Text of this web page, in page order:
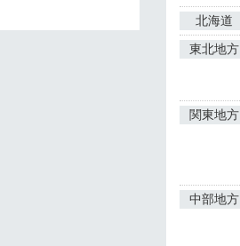
北海道
東北地方
関東地方
中部地方